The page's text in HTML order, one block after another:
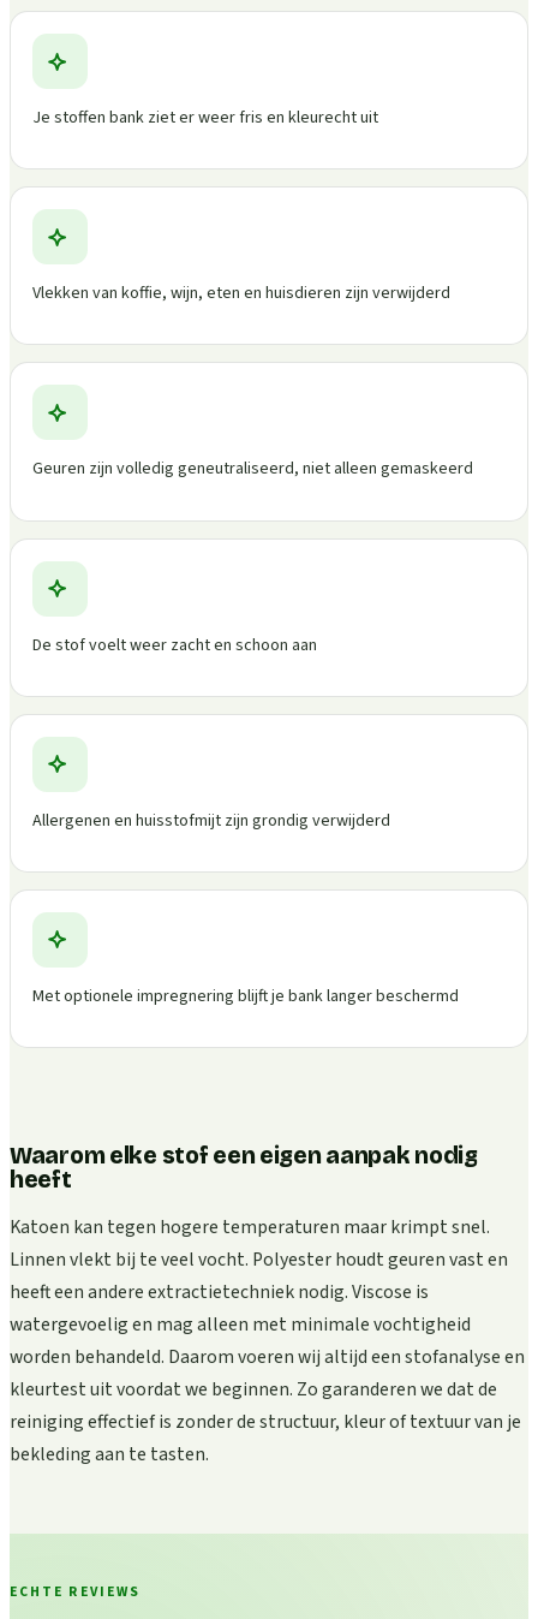
Je stoffen bank ziet er weer fris en kleurecht uit
Vlekken van koffie, wijn, eten en huisdieren zijn verwijderd
Geuren zijn volledig geneutraliseerd, niet alleen gemaskeerd
De stof voelt weer zacht en schoon aan
Allergenen en huisstofmijt zijn grondig verwijderd
Met optionele impregnering blijft je bank langer beschermd
Waarom elke stof een eigen aanpak nodig
heeft
Katoen kan tegen hogere temperaturen maar krimpt snel.
Linnen vlekt bij te veel vocht. Polyester houdt geuren vast en
heeft een andere extractietechniek nodig. Viscose is
watergevoelig en mag alleen met minimale vochtigheid
worden behandeld. Daarom voeren wij altijd een stofanalyse en
kleurtest uit voordat we beginnen. Zo garanderen we dat de
reiniging effectief is zonder de structuur, kleur of textuur van je
bekleding aan te tasten.
ECHTE REVIEWS